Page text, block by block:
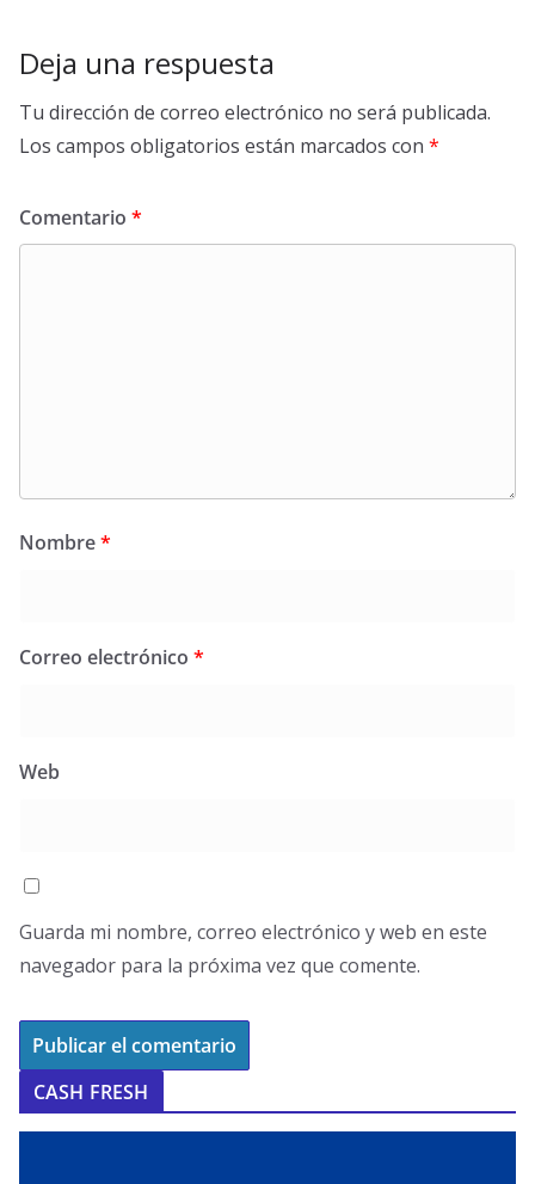
Deja una respuesta
Tu dirección de correo electrónico no será publicada.
Los campos obligatorios están marcados con *
Comentario *
Nombre*
Correo electrónico *
Web
Guarda mi nombre, correo electrónico y web en este
navegador para la próxima vez que comente.
CASH FRESH